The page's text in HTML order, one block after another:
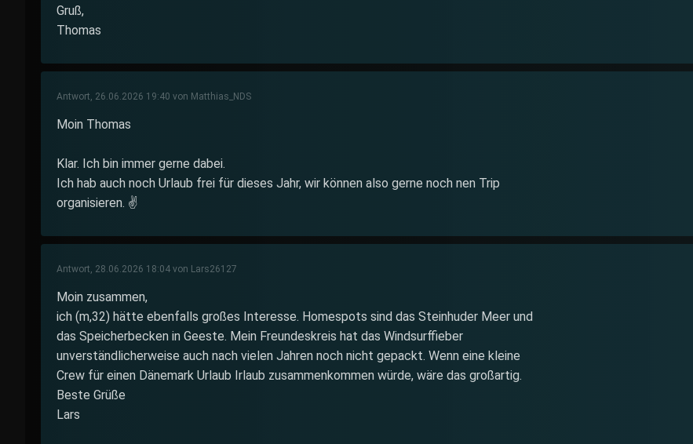
Gruß,
Thomas
Antwort, 26.06.2026 19:40 von Matthias_NDS
Moin Thomas
Klar. Ich bin immer gerne dabei.
Ich hab auch noch Urlaub frei für dieses Jahr, wir können also gerne noch nen Trip
organisieren. ✌️
Antwort, 28.06.2026 18:04 von Lars26127
Moin zusammen,
ich (m,32) hätte ebenfalls großes Interesse. Homespots sind das Steinhuder Meer und
das Speicherbecken in Geeste. Mein Freundeskreis hat das Windsurffieber
unverständlicherweise auch nach vielen Jahren noch nicht gepackt. Wenn eine kleine
Crew für einen Dänemark Urlaub Irlaub zusammenkommen würde, wäre das großartig.
Beste Grüße
Lars